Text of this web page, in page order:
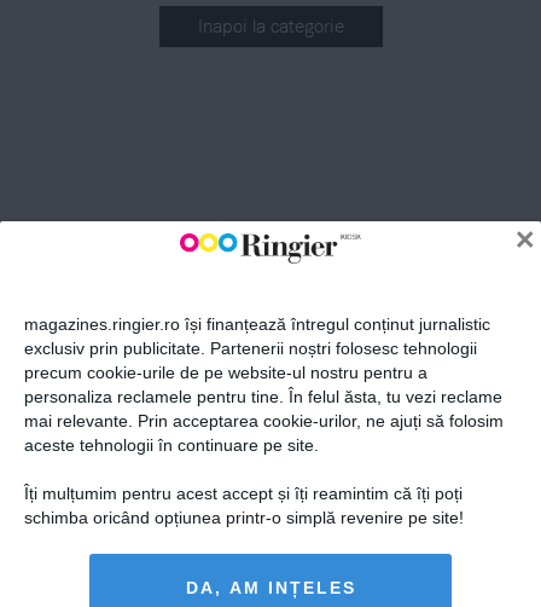
×
magazines.ringier.ro își finanțează întregul conținut jurnalistic
exclusiv prin publicitate. Partenerii noștri folosesc tehnologii
precum cookie-urile de pe website-ul nostru pentru a
personaliza reclamele pentru tine. În felul ăsta, tu vezi reclame
mai relevante. Prin acceptarea cookie-urilor, ne ajuți să folosim
aceste tehnologii în continuare pe site.
Îți mulțumim pentru acest accept și îți reamintim că îți poți
schimba oricând opțiunea printr-o simplă revenire pe site!
DA, AM INȚELES
Inapoi la categorie
ABONEAZĂ-TE
Politica de confidențialitate și
© 2026 Ringier Romania. Toate